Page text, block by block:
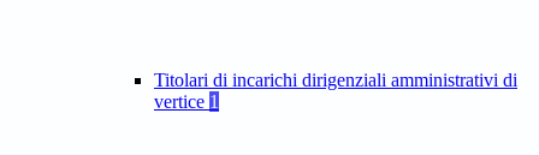
Titolari di incarichi dirigenziali amministrativi di
vertice 1